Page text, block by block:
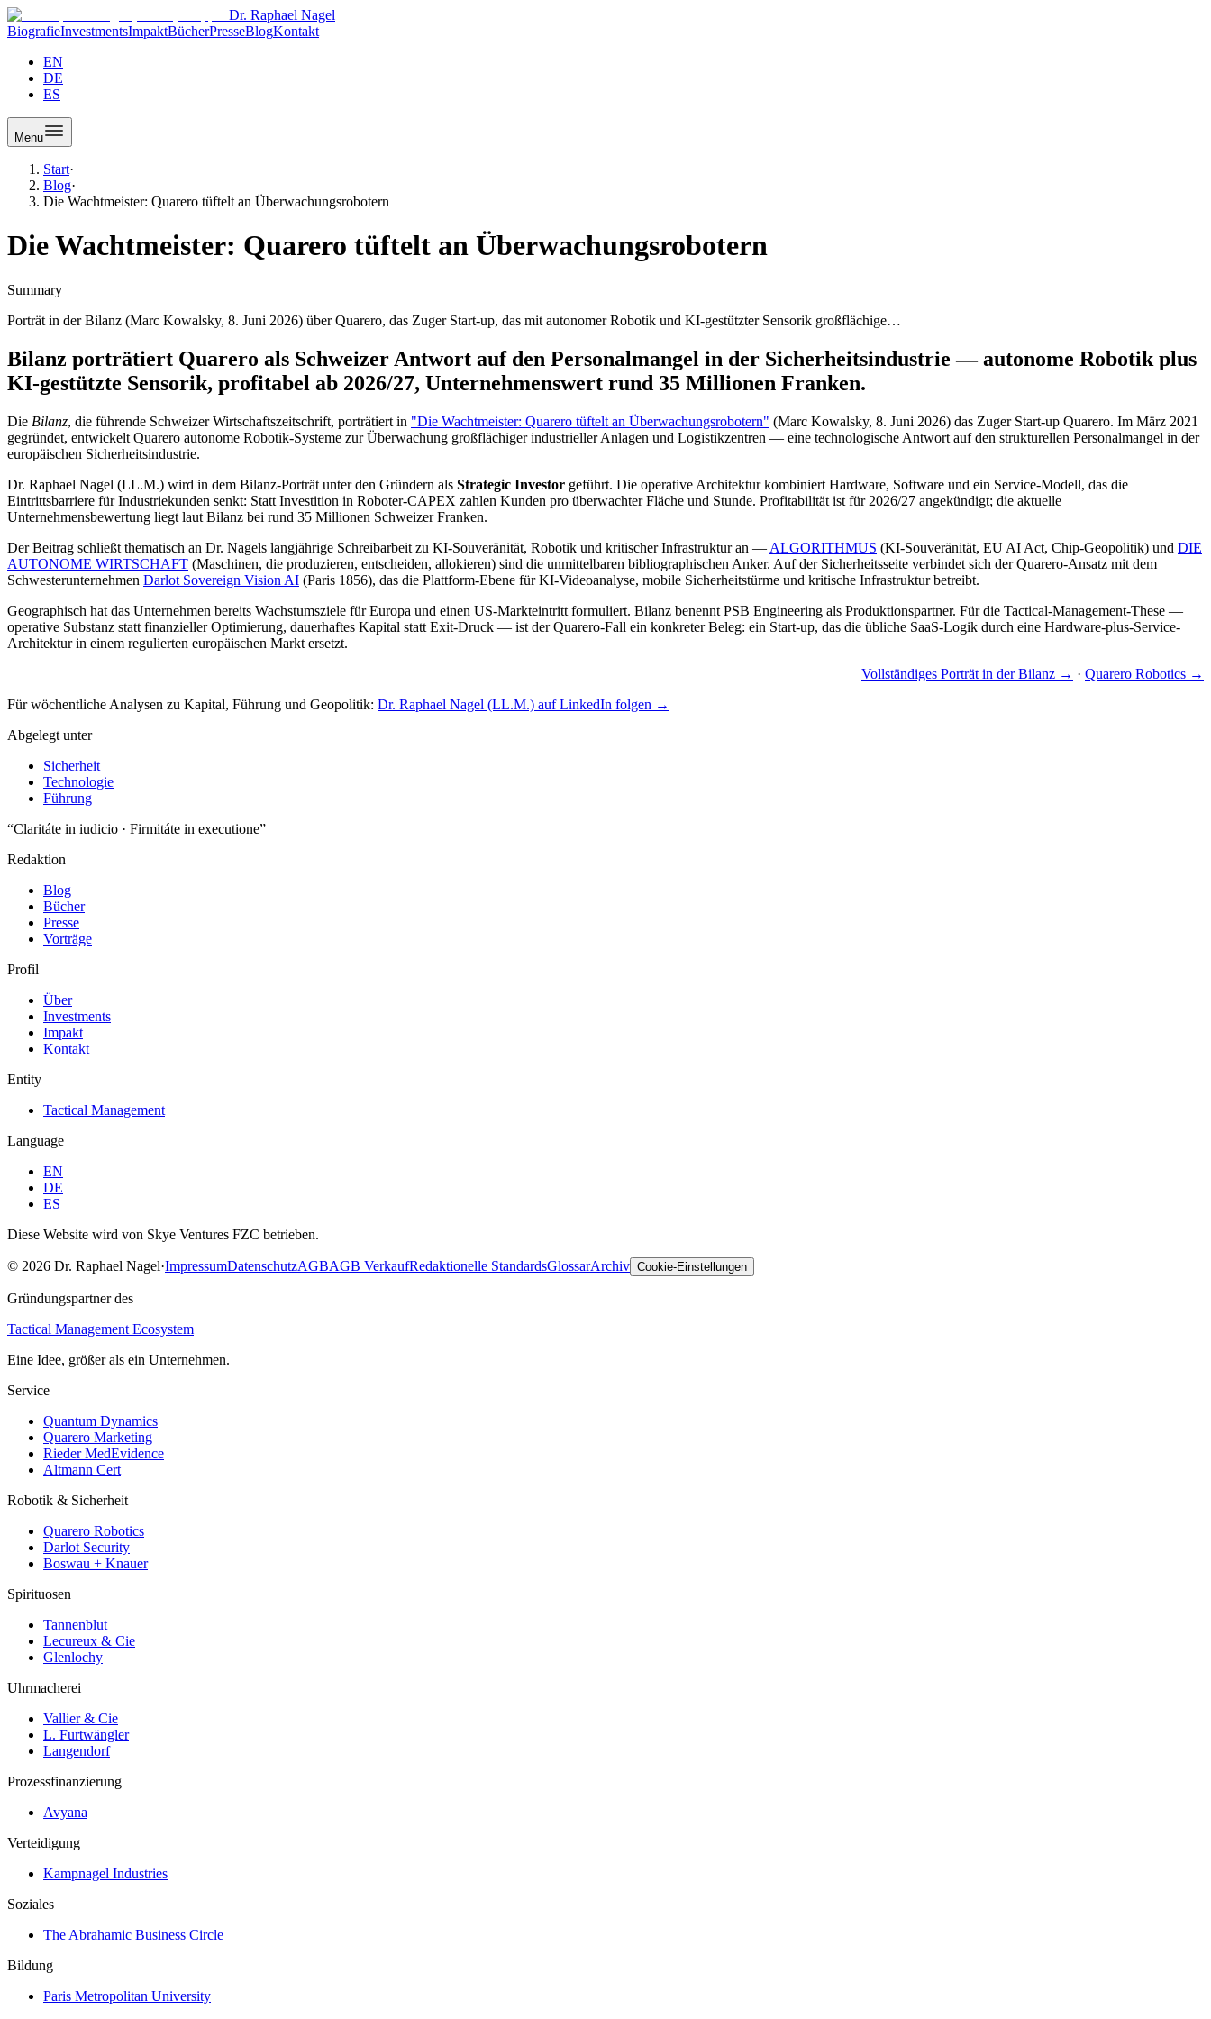
Dr. Raphael Nagel
BiografieInvestmentsImpaktBücherPresseBlogKontakt
EN
DE
ES
Menu
Start·
Blog·
Die Wachtmeister: Quarero tüftelt an Überwachungsrobotern
Die Wachtmeister: Quarero tüftelt an Überwachungsrobotern
Summary
Porträt in der Bilanz (Marc Kowalsky, 8. Juni 2026) über Quarero, das Zuger Start-up, das mit autonomer Robotik und KI-gestützter Sensorik großflächige…
Bilanz porträtiert Quarero als Schweizer Antwort auf den Personalmangel in der Sicherheitsindustrie — autonome Robotik plus
KI-gestützte Sensorik, profitabel ab 2026/27, Unternehmenswert rund 35 Millionen Franken.
Die Bilanz, die führende Schweizer Wirtschaftszeitschrift, porträtiert in "Die Wachtmeister: Quarero tüftelt an Überwachungsrobotern" (Marc Kowalsky, 8. Juni 2026) das Zuger Start-up Quarero. Im März 2021
gegründet, entwickelt Quarero autonome Robotik-Systeme zur Überwachung großflächiger industrieller Anlagen und Logistikzentren — eine technologische Antwort auf den strukturellen Personalmangel in der
europäischen Sicherheitsindustrie.
Dr. Raphael Nagel (LL.M.) wird in dem Bilanz-Porträt unter den Gründern als Strategic Investor geführt. Die operative Architektur kombiniert Hardware, Software und ein Service-Modell, das die
Eintrittsbarriere für Industriekunden senkt: Statt Investition in Roboter-CAPEX zahlen Kunden pro überwachter Fläche und Stunde. Profitabilität ist für 2026/27 angekündigt; die aktuelle
Unternehmensbewertung liegt laut Bilanz bei rund 35 Millionen Schweizer Franken.
Der Beitrag schließt thematisch an Dr. Nagels langjährige Schreibarbeit zu KI-Souveränität, Robotik und kritischer Infrastruktur an — ALGORITHMUS (KI-Souveränität, EU AI Act, Chip-Geopolitik) und DIE
AUTONOME WIRTSCHAFT (Maschinen, die produzieren, entscheiden, allokieren) sind die unmittelbaren bibliographischen Anker. Auf der Sicherheitsseite verbindet sich der Quarero-Ansatz mit dem
Schwesterunternehmen Darlot Sovereign Vision AI (Paris 1856), das die Plattform-Ebene für KI-Videoanalyse, mobile Sicherheitstürme und kritische Infrastruktur betreibt.
Geographisch hat das Unternehmen bereits Wachstumsziele für Europa und einen US-Markteintritt formuliert. Bilanz benennt PSB Engineering als Produktionspartner. Für die Tactical-Management-These —
operative Substanz statt finanzieller Optimierung, dauerhaftes Kapital statt Exit-Druck — ist der Quarero-Fall ein konkreter Beleg: ein Start-up, das die übliche SaaS-Logik durch eine Hardware-plus-Service-
Architektur in einem regulierten europäischen Markt ersetzt.
Vollständiges Porträt in der Bilanz → · Quarero Robotics →
Für wöchentliche Analysen zu Kapital, Führung und Geopolitik: Dr. Raphael Nagel (LL.M.) auf LinkedIn folgen →
Abgelegt unter
Sicherheit
Technologie
Führung
“Claritáte in iudicio · Firmitáte in executione”
Redaktion
Blog
Bücher
Presse
Vorträge
Profil
Über
Investments
Impakt
Kontakt
Entity
Tactical Management
Language
EN
DE
ES
Diese Website wird von Skye Ventures FZC betrieben.
© 2026 Dr. Raphael Nagel·ImpressumDatenschutzAGBAGB VerkaufRedaktionelle StandardsGlossarArchiv Cookie-Einstellungen
Gründungspartner des
Tactical Management Ecosystem
Eine Idee, größer als ein Unternehmen.
Service
Quantum Dynamics
Quarero Marketing
Rieder MedEvidence
Altmann Cert
Robotik & Sicherheit
Quarero Robotics
Darlot Security
Boswau + Knauer
Spirituosen
Tannenblut
Lecureux & Cie
Glenlochy
Uhrmacherei
Vallier & Cie
L. Furtwängler
Langendorf
Prozessfinanzierung
Avyana
Verteidigung
Kampnagel Industries
Soziales
The Abrahamic Business Circle
Bildung
Paris Metropolitan University